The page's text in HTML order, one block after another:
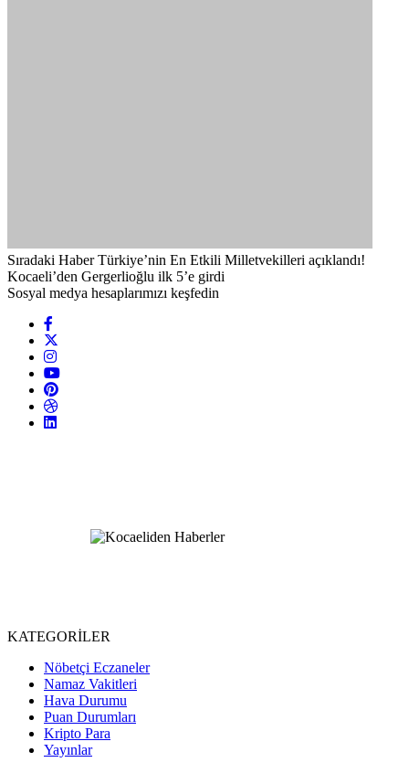
Sıradaki Haber Türkiye’nin En Etkili Milletvekilleri açıklandı!
Kocaeli’den Gergerlioğlu ilk 5’e girdi
Sosyal medya hesaplarımızı keşfedin
KATEGORİLER
Nöbetçi Eczaneler
Namaz Vakitleri
Hava Durumu
Puan Durumları
Kripto Para
Yayınlar